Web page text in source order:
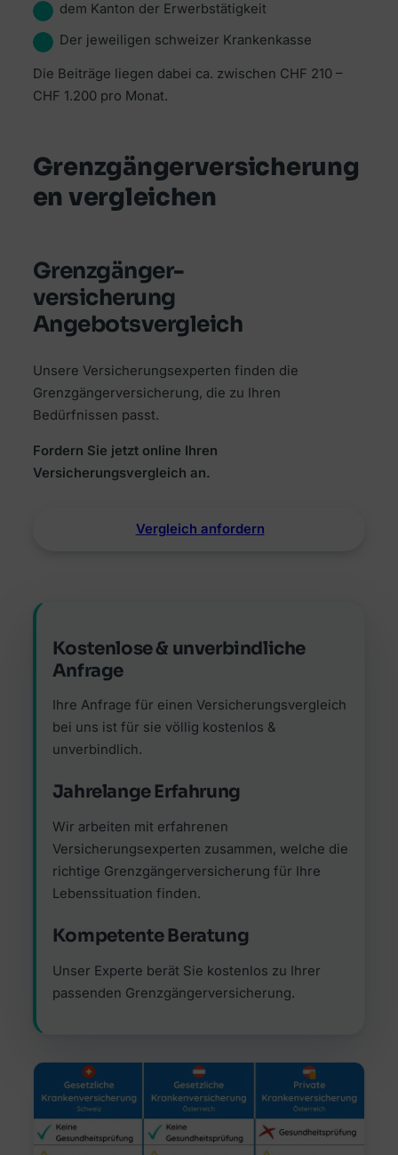
dem Kanton der Erwerbstätigkeit
Der jeweiligen schweizer Krankenkasse
Die Beiträge liegen dabei ca. zwischen CHF 210 –
CHF 1.200 pro Monat.
Grenzgängerversicherung
en vergleichen
Grenzgänger-
versicherung
Angebotsvergleich
Unsere Versicherungsexperten finden die
Grenzgängerversicherung, die zu Ihren
Bedürfnissen passt.
Fordern Sie jetzt online Ihren
Versicherungsvergleich an.
Vergleich anfordern
Kostenlose & unverbindliche
Anfrage
Ihre Anfrage für einen Versicherungsvergleich
bei uns ist für sie völlig kostenlos &
unverbindlich.
Jahrelange Erfahrung
Wir arbeiten mit erfahrenen
Versicherungsexperten zusammen, welche die
richtige Grenzgängerversicherung für Ihre
Lebenssituation finden.
Kompetente Beratung
Unser Experte berät Sie kostenlos zu Ihrer
passenden Grenzgängerversicherung.